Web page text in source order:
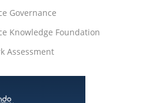
Governance
Knowledge Foundation
Assessment